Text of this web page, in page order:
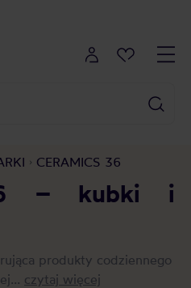
CERAMICS 36
– kubki i
produkty codziennego
czytaj więcej